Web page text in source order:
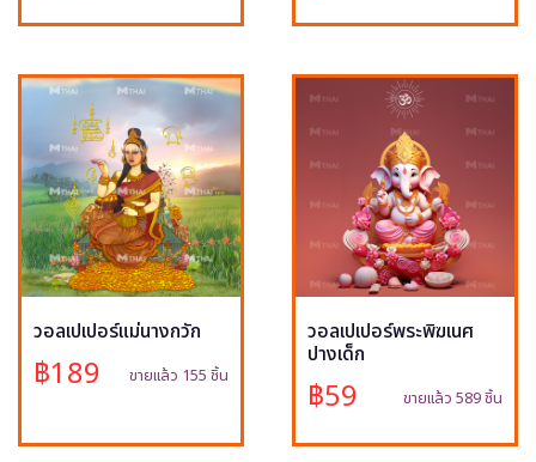
วอลเปเปอร์แม่นางกวัก
฿189 ขายแล้ว 155 ชิ้น
วอลเปเปอร์พระพิฆเนศ
ปางเด็ก
฿59 ขายแล้ว 589 ชิ้น